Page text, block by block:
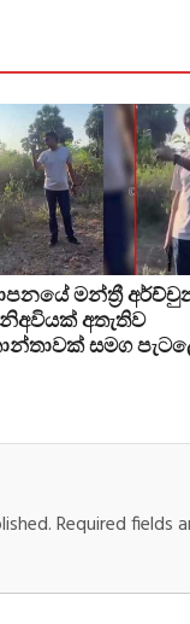
මන්ත්‍රී
අතැතිව
සමග
Required fields